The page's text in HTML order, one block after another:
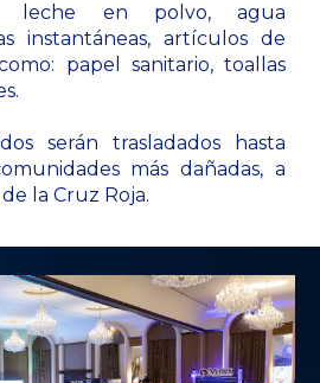
leche en polvo, agua
instantáneas, artículos de
papel sanitario, toallas
serán trasladados hasta
más dañadas, a
la Cruz Roja.